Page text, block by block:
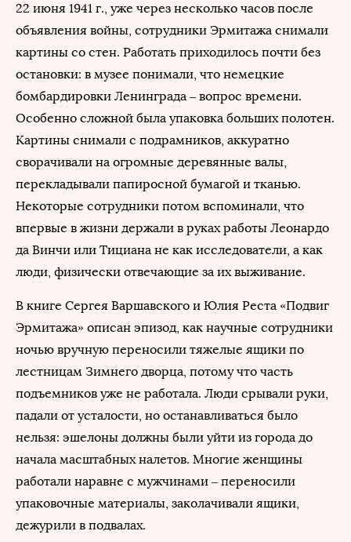
22 июня 1941 г., уже через несколько часов после
объявления войны, сотрудники Эрмитажа снимали
картины со стен. Работать приходилось почти без
остановки: в музее понимали, что немецкие
бомбардировки Ленинграда – вопрос времени.
Особенно сложной была упаковка больших полотен.
Картины снимали с подрамников, аккуратно
сворачивали на огромные деревянные валы,
перекладывали папиросной бумагой и тканью.
Некоторые сотрудники потом вспоминали, что
впервые в жизни держали в руках работы Леонардо
да Винчи или Тициана не как исследователи, а как
люди, физически отвечающие за их выживание.
В книге Сергея Варшавского и Юлия Реста «Подвиг
Эрмитажа» описан эпизод, как научные сотрудники
ночью вручную переносили тяжелые ящики по
лестницам Зимнего дворца, потому что часть
подъемников уже не работала. Люди срывали руки,
падали от усталости, но останавливаться было
нельзя: эшелоны должны были уйти из города до
начала масштабных налетов. Многие женщины
работали наравне с мужчинами – переносили
упаковочные материалы, заколачивали ящики,
дежурили в подвалах.